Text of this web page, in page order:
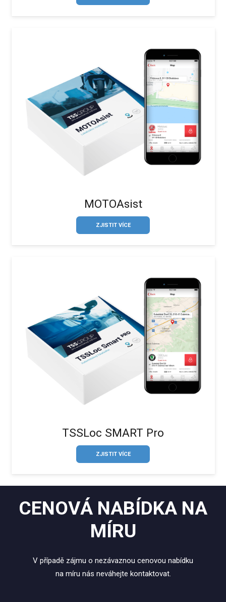
MOTOAsist
ZJISTIT VÍCE
TSSLoc SMART Pro
ZJISTIT VÍCE
CENOVÁ NABÍDKA NA
MÍRU
V případě zájmu o nezávaznou cenovou nabídku
na míru nás neváhejte kontaktovat.